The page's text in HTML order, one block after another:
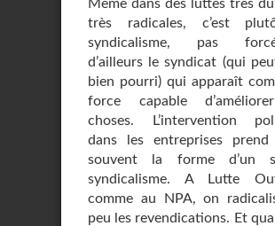
Même dans des luttes très
très radicales, c’est
syndicalisme, pas
d’ailleurs le syndicat (qui
bien pourri) qui apparaît
force capable
choses. L’intervention
dans les entreprises prend
souvent la forme d’un
syndicalisme. A Lutte
comme au NPA, on
peu les revendications. Et